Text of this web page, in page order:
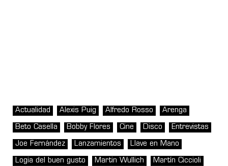
Actualidad Alexis Puig Alfredo Rosso Arenga
Beto Casella Bobby Flores Cine Disco Entrevistas
Joe Fernández Lanzamientos Llave en Mano
Logia del buen gusto Martin Wullich Martín Ciccioli